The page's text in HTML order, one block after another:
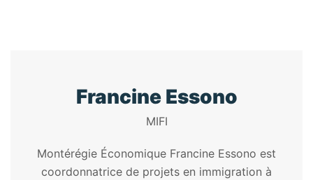
Francine Essono
MIFI
Montérégie Économique Francine Essono est
coordonnatrice de projets en immigration à